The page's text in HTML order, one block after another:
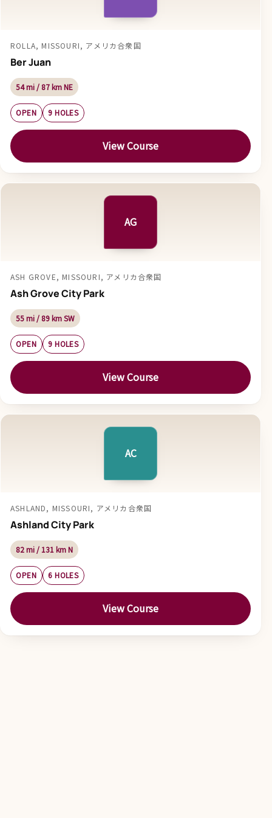
ROLLA, MISSOURI, アメリカ合衆国
Ber Juan
54 mi / 87 km NE
OPEN 9 HOLES
View Course
AG
ASH GROVE, MISSOURI, アメリカ合衆国
Ash Grove City Park
55 mi / 89 km SW
OPEN 9 HOLES
View Course
AC
ASHLAND, MISSOURI, アメリカ合衆国
Ashland City Park
82 mi / 131 km N
OPEN 6 HOLES
View Course